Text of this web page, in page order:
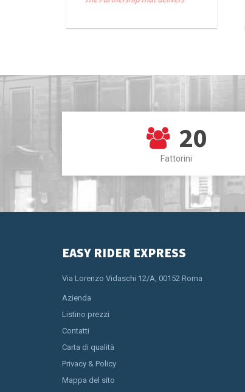
20
Fattorini
EASY RIDER EXPRESS
Via Lorenzo Vidaschi 12/A, 00152 Roma
Azienda
Listino prezzi
Contatti
Carta di qualità
Privacy & Policy
Mappa del sito